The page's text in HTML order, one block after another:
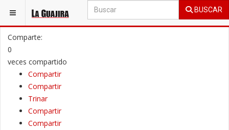
BUSCAR
ESTÁ AQUÍ: OPINIÓN COLUMNAS DE OPINIÓN
Comparte:
0
veces compartido
Compartir
Compartir
Trinar
Compartir
Compartir